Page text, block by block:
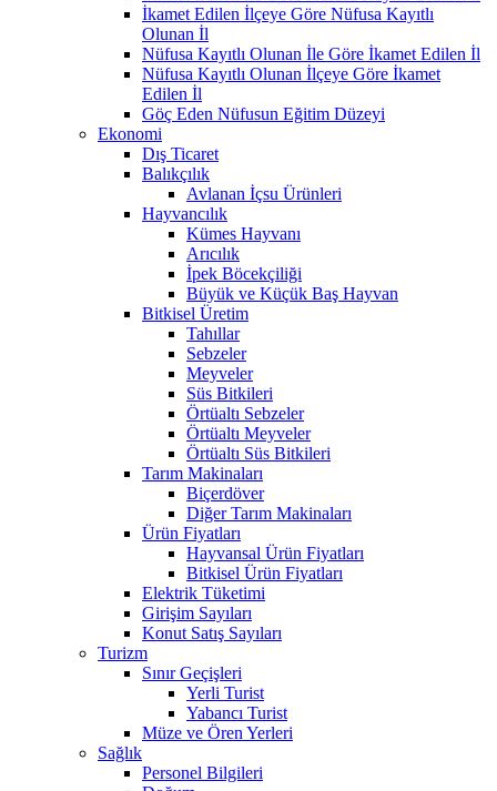
İkamet Edilen İlçeye Göre Nüfusa Kayıtlı
Olunan İl
Nüfusa Kayıtlı Olunan İle Göre İkamet Edilen İl
Nüfusa Kayıtlı Olunan İlçeye Göre İkamet
Edilen İl
Göç Eden Nüfusun Eğitim Düzeyi
Ekonomi
Dış Ticaret
Balıkçılık
Avlanan İçsu Ürünleri
Hayvancılık
Kümes Hayvanı
Arıcılık
İpek Böcekçiliği
Büyük ve Küçük Baş Hayvan
Bitkisel Üretim
Tahıllar
Sebzeler
Meyveler
Süs Bitkileri
Örtüaltı Sebzeler
Örtüaltı Meyveler
Örtüaltı Süs Bitkileri
Tarım Makinaları
Biçerdöver
Diğer Tarım Makinaları
Ürün Fiyatları
Hayvansal Ürün Fiyatları
Bitkisel Ürün Fiyatları
Elektrik Tüketimi
Girişim Sayıları
Konut Satış Sayıları
Turizm
Sınır Geçişleri
Yerli Turist
Yabancı Turist
Müze ve Ören Yerleri
Sağlık
Personel Bilgileri